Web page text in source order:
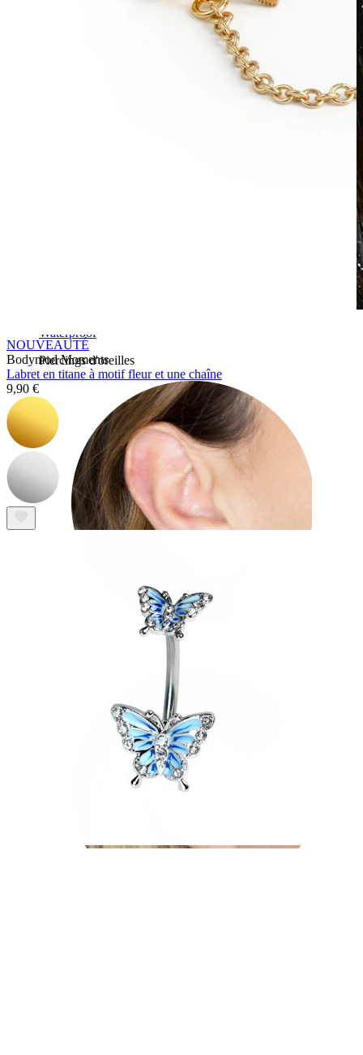
Waterproof
Piercings d'oreilles
NOUVEAUTÉ
Bodymod Moments
Labret en titane à motif fleur et une chaîne
9,90 €